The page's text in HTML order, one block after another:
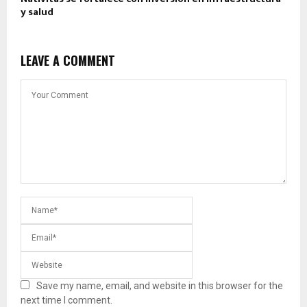
y salud
LEAVE A COMMENT
Save my name, email, and website in this browser for the
next time I comment.